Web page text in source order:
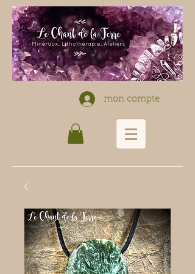
mon compte